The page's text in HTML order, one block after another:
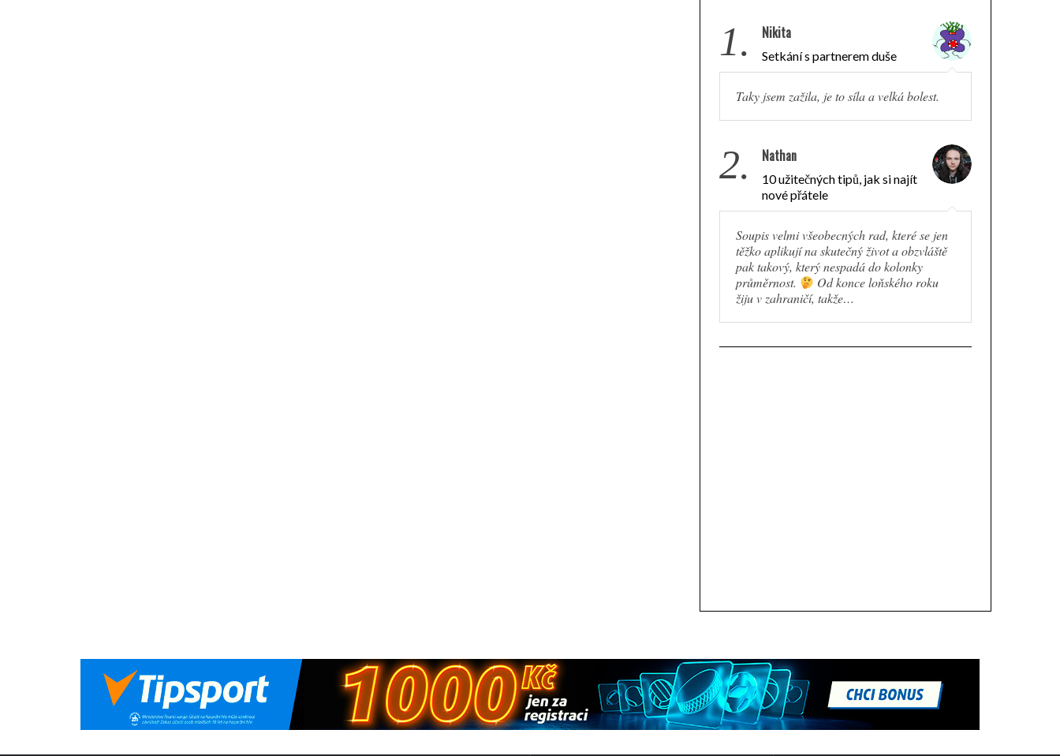
1. Nikita
Setkání s partnerem duše
Taky jsem zažila, je to síla a velká bolest.
2. Nathan
10 užitečných tipů, jak si najít
nové přátele
Soupis velmi všeobecných rad, které se jen
těžko aplikují na skutečný život a obzvláště
pak takový, který nespadá do kolonky
průměrnost.
Od konce loňského roku
žiju v zahraničí, takže…